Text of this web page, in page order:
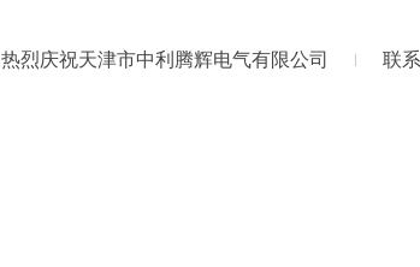
热烈庆祝天津市中利腾辉电气有限公司 联